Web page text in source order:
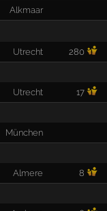
Alkmaar
Utrecht 280
Utrecht 17
München
Almere 8